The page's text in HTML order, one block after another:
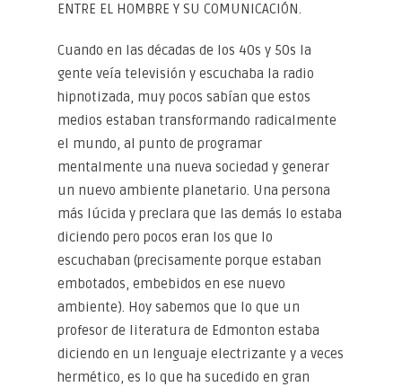
ENTRE EL HOMBRE Y SU COMUNICACIÓN.
Cuando en las décadas de los 40s y 50s la
gente veía televisión y escuchaba la radio
hipnotizada, muy pocos sabían que estos
medios estaban transformando radicalmente
el mundo, al punto de programar
mentalmente una nueva sociedad y generar
un nuevo ambiente planetario. Una persona
más lúcida y preclara que las demás lo estaba
diciendo pero pocos eran los que lo
escuchaban (precisamente porque estaban
embotados, embebidos en ese nuevo
ambiente). Hoy sabemos que lo que un
profesor de literatura de Edmonton estaba
diciendo en un lenguaje electrizante y a veces
hermético, es lo que ha sucedido en gran